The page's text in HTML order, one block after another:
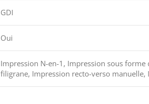
GDI
Oui
Impression N-en-1, Impression sous
filigrane, Impression recto-verso